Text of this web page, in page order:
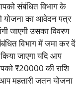
संबंधित विभाग के
योजना का आवेदन पत्र
जाएगी उसका विवरण
विभाग में जमा कर दें
जाएगा यदि आप
₹20000 की राशि
महतारी जतन योजना